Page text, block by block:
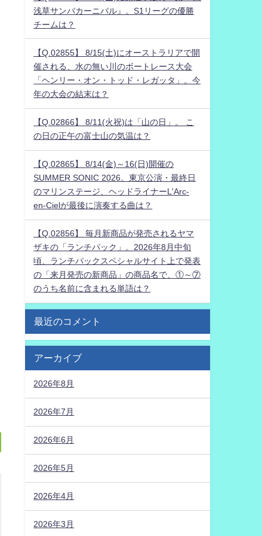
浅草サンバカーニバル』。S1リーグの優勝
チームは？
【Q.02855】 8/15(土)にオーストラリアで開
催される、水の無い川のボートレース大会
「ヘンリー・オン・トッド・レガッタ」。今
年の大会の結末は？
【Q.02866】 8/11(火祝)は「山の日」。 こ
の日の正午の富士山の気温は？
【Q.02865】 8/14(金)～16(日)開催の
SUMMER SONIC 2026。東京公演・最終日
のマリンステージ、ヘッドライナーL'Arc-
en-Cielが最後に演奏する曲は？
【Q.02856】 毎月新商品が発売されるヤマ
ザキの「ランチパック」。2026年8月中旬
頃、ランチパックスペシャルサイト上で発表
の「来月発売の新商品」の商品名で、①～⑦
のうち名前に含まれる単語は？
最近のコメント
アーカイブ
2026年8月
2026年7月
2026年6月
2026年5月
2026年4月
2026年3月